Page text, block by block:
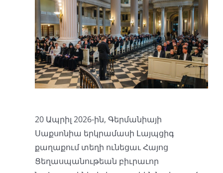
20 Ապրիլ 2026-ին, Գերմանիայի
Սաքսոնիա երկրամասի Լայպցիգ
քաղաքում տեղի ունեցաւ Հայոց
Ցեղասպանութեան բիւրաւոր